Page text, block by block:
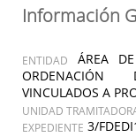
Información
ENTIDAD
ÁREA
ORDENACIÓN
VINCULADOS A
UNIDAD
EXPEDIENTE 3/